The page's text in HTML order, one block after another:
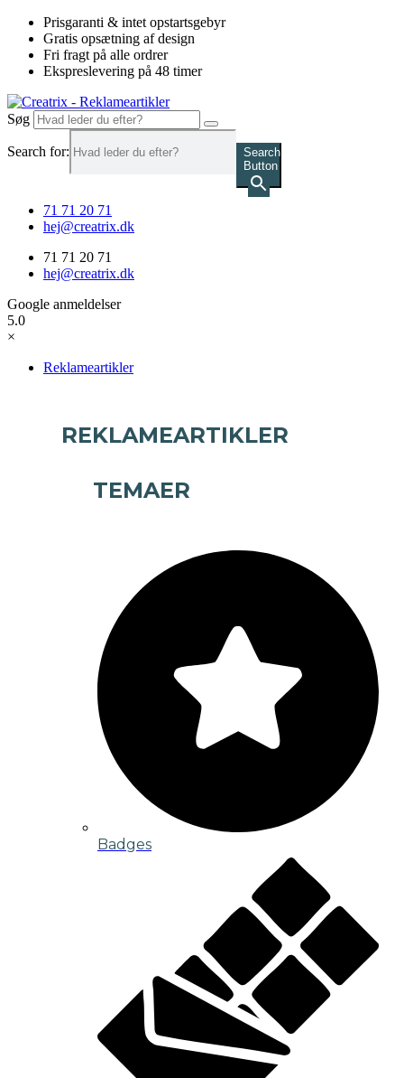
Videre
indhold
Prisgaranti & intet opstartsgebyr
Gratis opsætning af design
Fri fragt på alle ordrer
Ekspreslevering på 48 timer
Søg
Search for:
Search
Button
71 71 20 71
hej@creatrix.dk
71 71 20 71
hej@creatrix.dk
Google anmeldelser
5.0
×
Reklameartikler
REKLAMEARTIKLER
TEMAER
Badges